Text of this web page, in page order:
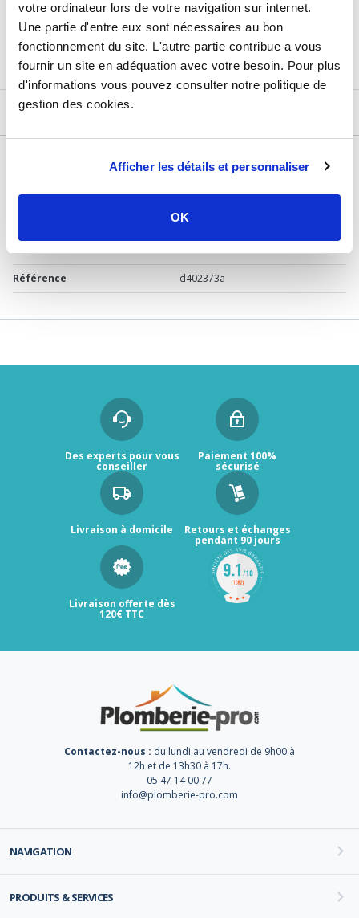
votre ordinateur lors de votre navigation sur internet.
Une partie d'entre eux sont nécessaires au bon
fonctionnement du site. L'autre partie contribue a vous
fournir un site en adéquation avec votre besoin. Pour plus
d'informations vous pouvez consulter notre politique de
gestion des cookies.
Afficher les détails et personnaliser
OK
Retours et échanges jusqu'à 90 jours
En savoir plus
DESCRIPTIF
Usage Vide
DELABIE
Garantie 2 ans
Référence d402373a
Des experts pour vous
conseiller
Paiement 100%
sécurisé
Livraison à domicile Retours et échanges
pendant 90 jours
Livraison offerte dès
120€ TTC
Contactez-nous : du lundi au vendredi de 9h00 à
12h et de 13h30 à 17h.
05 47 14 00 77
info@plomberie-pro.com
NAVIGATION
PRODUITS & SERVICES